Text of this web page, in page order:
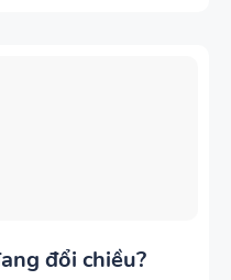
đổi chiều?